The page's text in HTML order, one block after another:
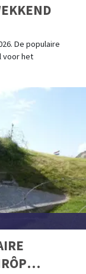
De populaire
voor het